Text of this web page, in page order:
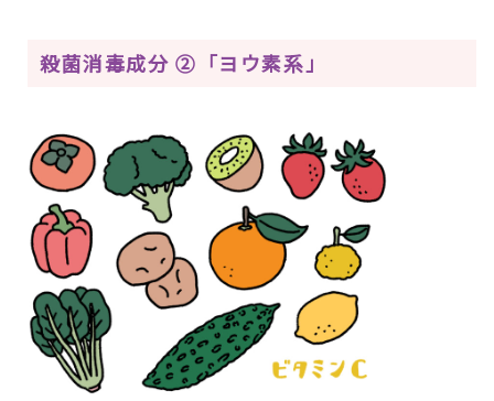
殺菌消毒成分 ②「ヨウ素系」